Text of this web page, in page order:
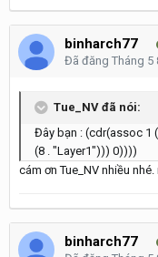
binharch77
Đã đăng Tháng 5
Tue_NV đã nói:
Đây bạn : (cdr(assoc 1
(8 . "Layer1"))) 0))))
cám ơn Tue_NV nhiều
binharch77